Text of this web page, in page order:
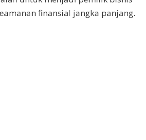
finansial jangka panjang.